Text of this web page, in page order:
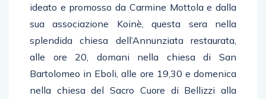
ideato e promosso da Carmine Mottola e dalla
sua associazione Koinè, questa sera nella
splendida chiesa dell’Annunziata restaurata,
alle ore 20, domani nella chiesa di San
Bartolomeo in Eboli, alle ore 19,30 e domenica
nella chiesa del Sacro Cuore di Bellizzi alla